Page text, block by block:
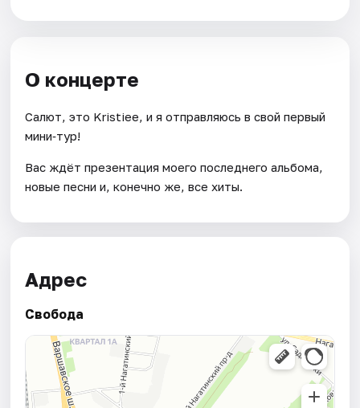
О концерте
Салют, это Kristiee, и я отправляюсь в свой первый
мини‑тур!
Вас ждёт презентация моего последнего альбома,
новые песни и, конечно же, все хиты.
Адрес
Свобода